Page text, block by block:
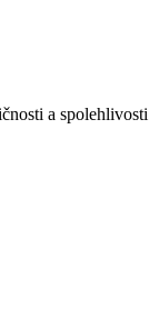
a spolehlivosti